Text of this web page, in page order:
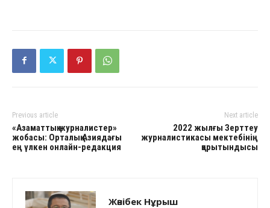
Previous article
«Азаматтық журналистер»
жобасы: Орталық Азиядағы
ең үлкен онлайн-редакция
Next article
2022 жылғы Зерттеу
журналистикасы мектебінің
қорытындысы
Жәнібек Нұрыш